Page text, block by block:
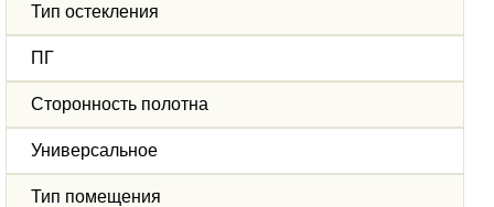
Тип остекления
ПГ
Сторонность полотна
Универсальное
Тип помещения